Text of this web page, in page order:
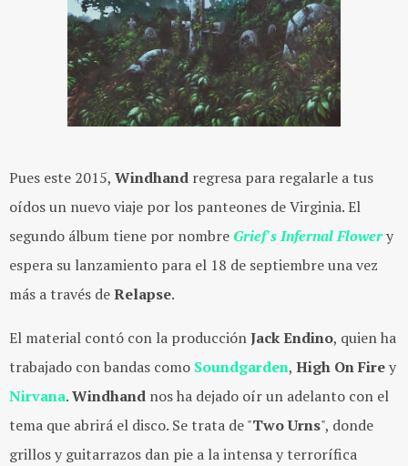
Pues este 2015, Windhand regresa para regalarle a tus
oídos un nuevo viaje por los panteones de Virginia. El
segundo álbum tiene por nombre Grief's Infernal Flowery
espera su lanzamiento para el 18 de septiembre una vez
más a través deRelapse.
El material contó con la producciónJack Endino, quien ha
trabajado con bandas como Soundgarden, High On Firey
Nirvana.Windhand nos ha dejado oír un adelanto con el
tema que abrirá el disco. Se trata de "Two Urns", donde
grillos y guitarrazos dan pie a la intensa y terrorífica